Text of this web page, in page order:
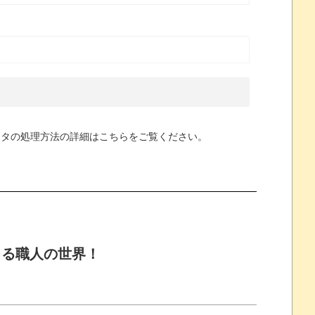
の処理方法の詳細はこちらをご覧ください。
職人の世界！